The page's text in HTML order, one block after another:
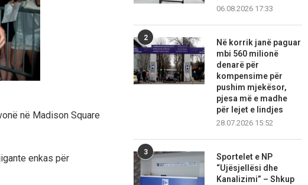
në Madison Square
enkas për
06.08.2026 17:33
2
Në korrik janë paguar
mbi 560 milionë
denarë për
kompensime për
pushim mjekësor,
pjesa më e madhe
për lejet e lindjes
28.07.2026 15:52
3
Sportelet e NP
“Ujësjellësi dhe
Kanalizimi” – Shkup